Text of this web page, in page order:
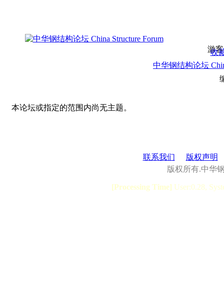
游
收
中华钢结构论坛
本论坛或指定的范围内尚无主题。
联系我们
版权声明
版权所有.中华
[Processing Time] User:0.28,